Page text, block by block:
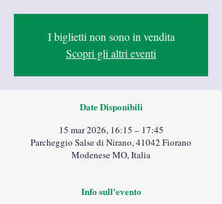
I biglietti non sono in vendita
Scopri gli altri eventi
Date Disponibili
15 mar 2026, 16:15 – 17:45
Parcheggio Salse di Nirano, 41042 Fiorano
Modenese MO, Italia
Info sull'evento